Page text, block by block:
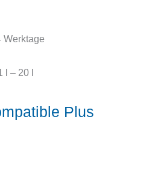
Werktage
– 20
Plus